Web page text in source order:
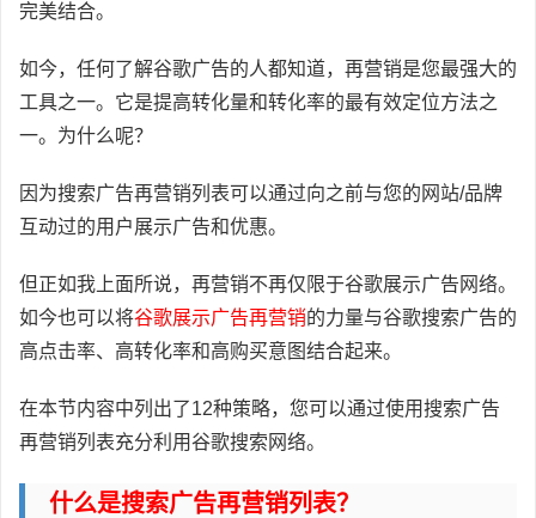
完美结合。
如今，任何了解谷歌广告的人都知道，再营销是您最强大的
工具之一。它是提高转化量和转化率的最有效定位方法之
一。为什么呢？
因为搜索广告再营销列表可以通过向之前与您的网站/品牌
互动过的用户展示广告和优惠。
但正如我上面所说，再营销不再仅限于谷歌展示广告网络。
如今也可以将谷歌展示广告再营销的力量与谷歌搜索广告的
高点击率、高转化率和高购买意图结合起来。
在本节内容中列出了12种策略，您可以通过使用搜索广告
再营销列表充分利用谷歌搜索网络。
什么是搜索广告再营销列表？